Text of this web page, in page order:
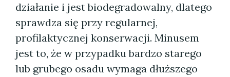
działanie i jest biodegradowalny, dlatego
sprawdza się przy regularnej,
profilaktycznej konserwacji. Minusem
jest to, że w przypadku bardzo starego
lub grubego osadu wymaga dłuższego